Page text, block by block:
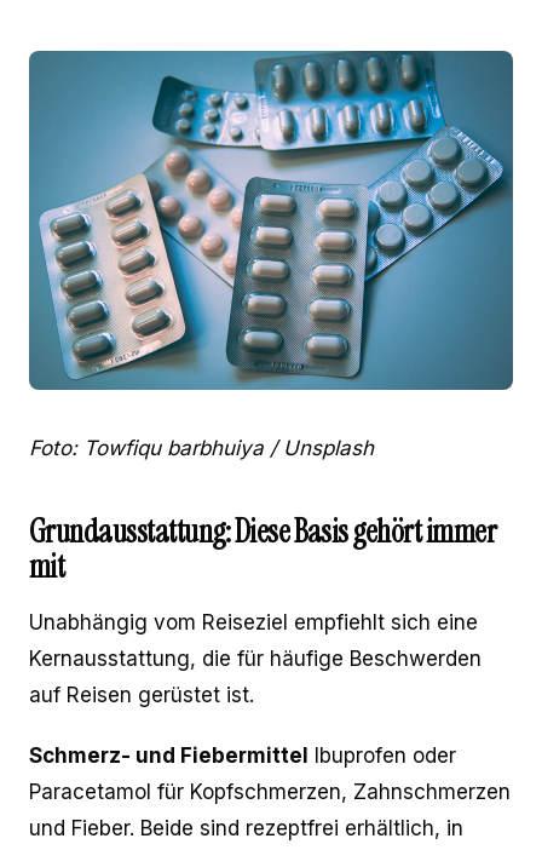
Foto: Towfiqu barbhuiya / Unsplash
Grundausstattung: Diese Basis gehört immer
mit
Unabhängig vom Reiseziel empfiehlt sich eine
Kernausstattung, die für häufige Beschwerden
auf Reisen gerüstet ist.
Schmerz- und Fiebermittel Ibuprofen oder
Paracetamol für Kopfschmerzen, Zahnschmerzen
und Fieber. Beide sind rezeptfrei erhältlich, in